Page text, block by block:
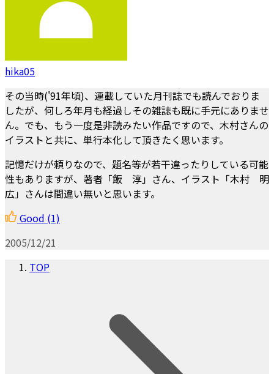
hika05
その当時('91年頃)、連載していた月刊誌でも読んでおりま
したが、何しろ年月も経過しその雑誌も既に手元にありませ
ん。でも、もう一度是非読みたい作品ですので、木村さんの
イラストと共に、単行本化して頂きたく思います。
記憶だけが頼りなので、題名等が若干違ったりしている可能
性もありますが、著者「飯 淳」さん、イラスト「木村 明
広」さんは間違い無いと思います。
Good (1)
2005/12/21
TOP